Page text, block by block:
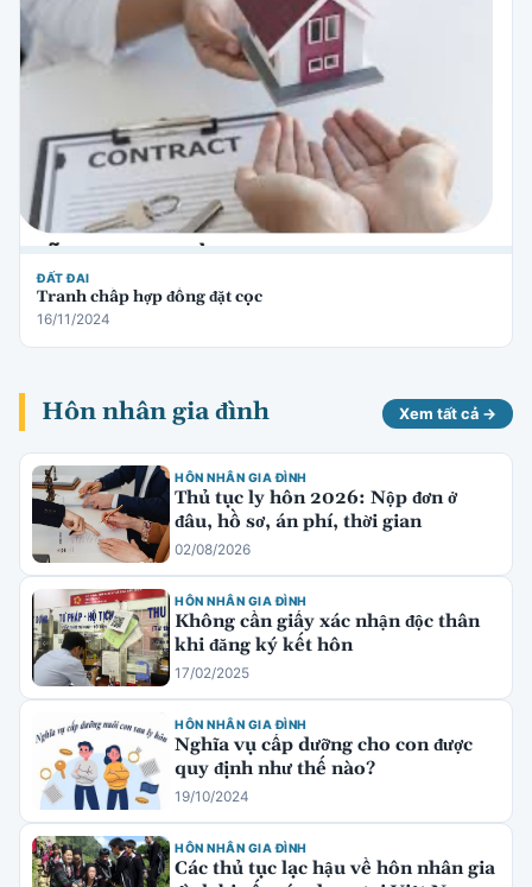
ĐẤT ĐAI
Tranh chấp hợp đồng đặt cọc
16/11/2024
Hôn nhân gia đình Xem tất cả →
HÔN NHÂN GIA ĐÌNH
Thủ tục ly hôn 2026: Nộp đơn ở
đâu, hồ sơ, án phí, thời gian
02/08/2026
HÔN NHÂN GIA ĐÌNH
Không cần giấy xác nhận độc thân
khi đăng ký kết hôn
17/02/2025
HÔN NHÂN GIA ĐÌNH
Nghĩa vụ cấp dưỡng cho con được
quy định như thế nào?
19/10/2024
HÔN NHÂN GIA ĐÌNH
Các thủ tục lạc hậu về hôn nhân gia